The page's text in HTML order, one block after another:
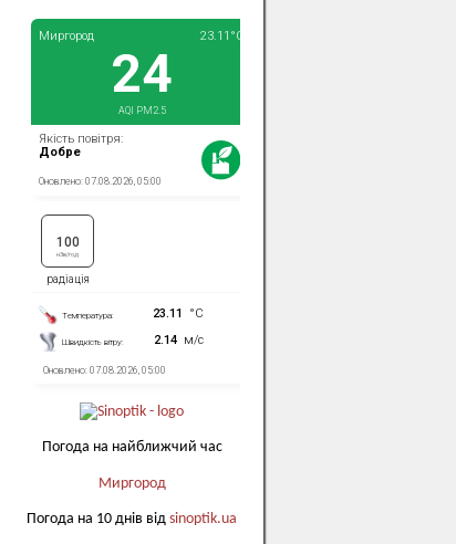
Погода на найближчий час
Миргород
Погода на 10 днів від sinoptik.ua